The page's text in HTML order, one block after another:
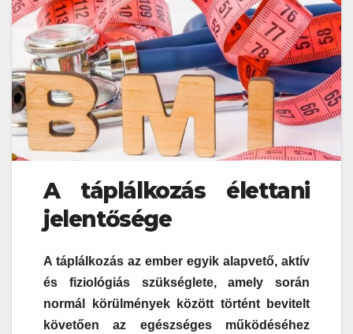
A táplálkozás élettani
jelentősége
A táplálkozás az ember egyik alapvető, aktív
és fiziológiás szükséglete, amely során
normál körülmények között történt bevitelt
követően az egészséges működéséhez